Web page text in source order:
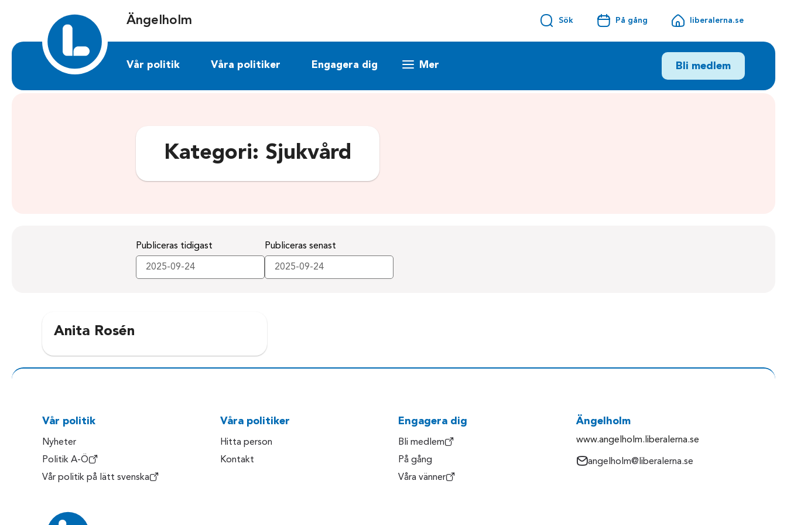
Ängelholm Sök På gång liberalerna.se
Vår politik Våra politiker Engagera dig Mer Bli medlem
Kategori: Sjukvård
Publiceras tidigast Publiceras senast
Anita Rosén
Vår politik
Nyheter
Politik A-Ö
Vår politik på lätt svenska
Våra politiker
Hitta person
Kontakt
Engagera dig
Bli medlem
På gång
Våra vänner
Ängelholm
www.angelholm.liberalerna.se
angelholm@liberalerna.se